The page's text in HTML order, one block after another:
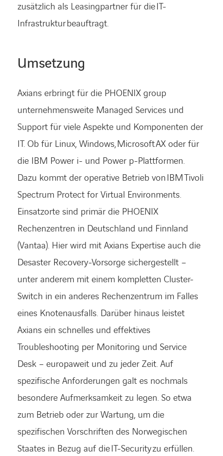
zusätzlich als Leasingpartner für die IT-
Infrastruktur beauftragt.
Umsetzung
Axians erbringt für die PHOENIX group
unternehmensweite Managed Services und
Support für viele Aspekte und Komponenten der
IT. Ob für Linux, Windows, Microsoft AX oder für
die IBM Power i- und Power p-Plattformen.
Dazu kommt der operative Betrieb von IBM Tivoli
Spectrum Protect for Virtual Environments.
Einsatzorte sind primär die PHOENIX
Rechenzentren in Deutschland und Finnland
(Vantaa). Hier wird mit Axians Expertise auch die
Desaster Recovery-Vorsorge sichergestellt –
unter anderem mit einem kompletten Cluster-
Switch in ein anderes Rechenzentrum im Falles
eines Knotenausfalls. Darüber hinaus leistet
Axians ein schnelles und effektives
Troubleshooting per Monitoring und Service
Desk – europaweit und zu jeder Zeit. Auf
spezifische Anforderungen galt es nochmals
besondere Aufmerksamkeit zu legen. So etwa
zum Betrieb oder zur Wartung, um die
spezifischen Vorschriften des Norwegischen
Staates in Bezug auf die IT-Security zu erfüllen.